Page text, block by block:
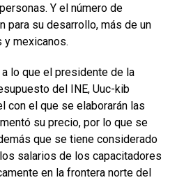
Y el número de
para su desarrollo, más de un
y mexicanos.
lo que el presidente de la
del INE, Uuc-kib
con el que se elaborarán las
su precio, por lo que se
que se tiene considerado
salarios de los capacitadores
en la frontera norte del